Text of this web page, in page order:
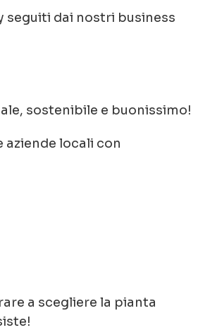
dai nostri business
sostenibile e buonissimo!
locali con
a scegliere la pianta